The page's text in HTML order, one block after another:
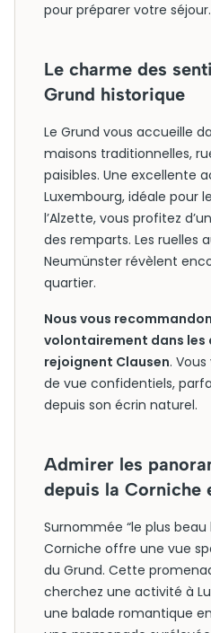
pour préparer votre séjour.
Le charme des
Grund historique
Le Grund vous accueille
maisons traditionnelles,
paisibles. Une excellente
Luxembourg, idéale pour
l’Alzette, vous profitez
des remparts. Les ruelles
Neumünster révèlent
quartier.
Nous vous
volontairement dans les
rejoignent Clausen.
de vue confidentiels,
depuis son écrin naturel.
Admirer les
depuis la Corniche
Surnommée “le plus beau
Corniche offre une vue
du Grund. Cette
cherchez une activité à
une balade romantique